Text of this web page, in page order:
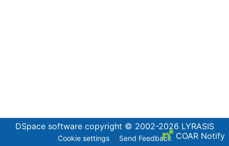
DSpace softwarecopyright © 2002-2026 LYRASIS
Cookie settings Send Feedback COAR Notify